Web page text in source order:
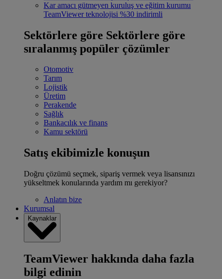
Kar amacı gütmeyen kuruluş ve eğitim kurumu
TeamViewer teknolojisi %30 indirimli
Sektörlere göre Sektörlere göre
sıralanmış popüler çözümler
Otomotiv
Tarım
Lojistik
Üretim
Perakende
Sağlık
Bankacılık ve finans
Kamu sektörü
Satış ekibimizle konuşun
Doğru çözümü seçmek, sipariş vermek veya lisansınızı
yükseltmek konularında yardım mı gerekiyor?
Anlatın bize
Kurumsal
Kaynaklar
TeamViewer hakkında daha fazla
bilgi edinin